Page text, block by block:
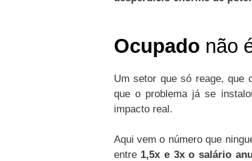
Ocupado não
Um setor que só reage, que
que o problema já se
impacto real.
Aqui vem o número que
entre 1,5x e 3x o salário